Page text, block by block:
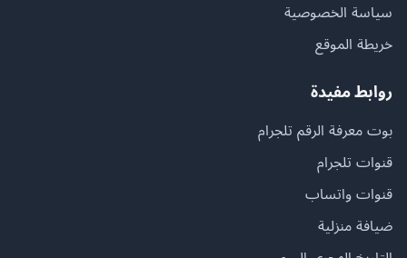
سياسة الخصوصية
خريطة الموقع
روابط مفيدة
بوت معرفة الرقم تلجرام
قنوات تلجرام
قنوات واتساب
ضيافة منزلية